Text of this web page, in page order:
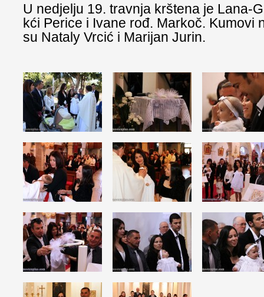
U nedjelju 19. travnja krštena je Lana-
kći Perice i Ivane rođ. Markoč. Kumovi
su Nataly Vrcić i Marijan Jurin.